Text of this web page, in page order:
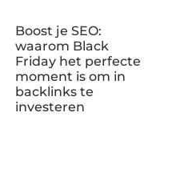
Boost je SEO:
waarom Black
Friday het perfecte
moment is om in
backlinks te
investeren